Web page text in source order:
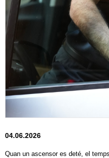
04.06.2026
Quan un ascensor es deté, el